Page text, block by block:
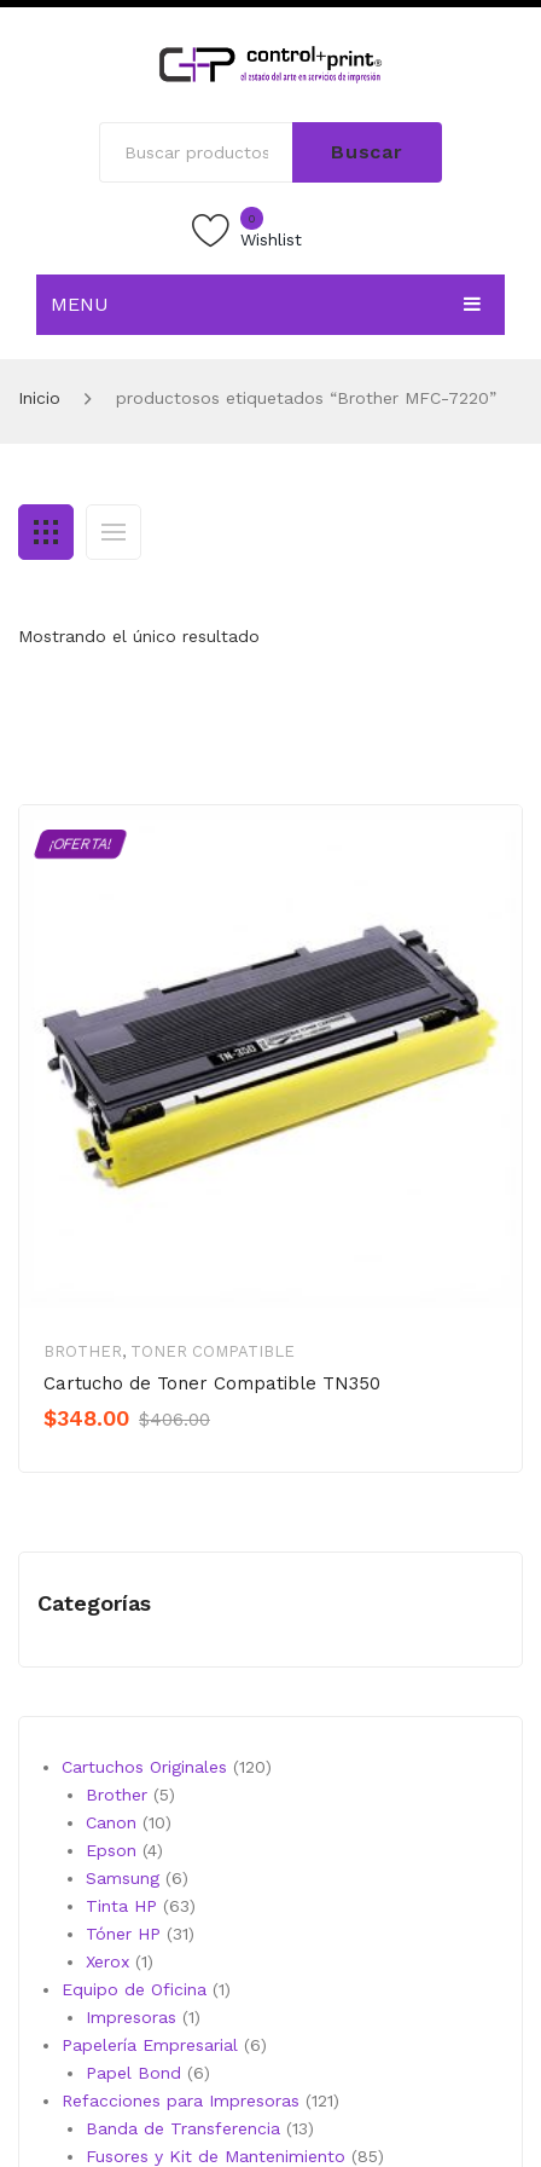
Buscar
0
Wishlist
MENU
TIENDA
CONTACTO
MI CUENTA
Inicio productosos etiquetados “Brother MFC-7220”
Mostrando el único resultado
¡OFERTA!
BROTHER, TONER COMPATIBLE
Cartucho de Toner Compatible TN350
$406.00Original
$348.00
Current
Categorías
Cartuchos Originales 120120
Brother 55
productos
Canon 1010
Epson 44
productos
Samsung 66
productos
Tinta HP 6363
productos
Tóner HP 3131
Xerox 11
producto
Equipo de Oficina 11
Impresoras 11
producto
Papelería Empresarial 66
Papel Bond 66
productos
Refacciones para Impresoras 121121
Banda de Transferencia 1313
productos
Fusores y Kit de Mantenimiento 8585